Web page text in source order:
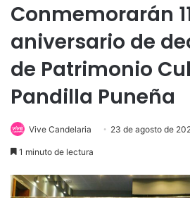
Conmemorarán
aniversario de
de Patrimonio
Pandilla Puneña
Vive Candelaria 23 de agosto de
1 minuto de lectura